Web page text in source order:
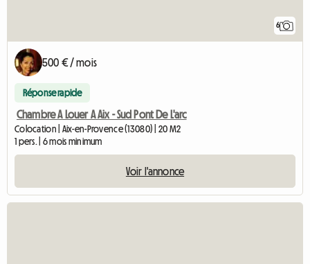
6
500 € / mois
Réponse rapide
Chambre A Louer A Aix - Sud Pont De L'arc
Colocation | Aix-en-Provence (13080) | 20 M2
1 pers. | 6 mois minimum
Voir l'annonce